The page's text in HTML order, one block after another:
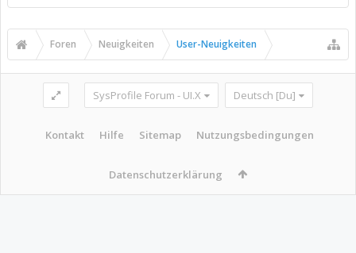
Foren Neuigkeiten User-Neuigkeiten
SysProfile Forum - UI.X Deutsch [Du]
Kontakt Hilfe Sitemap Nutzungsbedingungen
Datenschutzerklärung